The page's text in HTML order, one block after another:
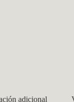
adicional